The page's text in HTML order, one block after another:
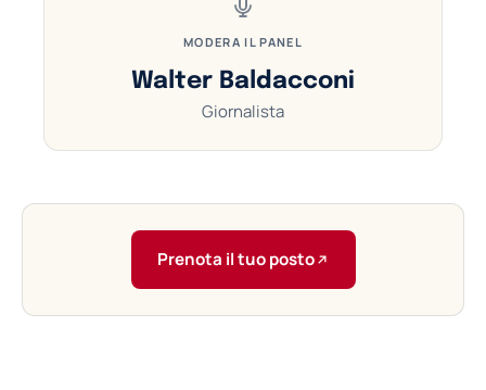
MODERA IL PANEL
Walter Baldacconi
Giornalista
Prenota il tuo posto